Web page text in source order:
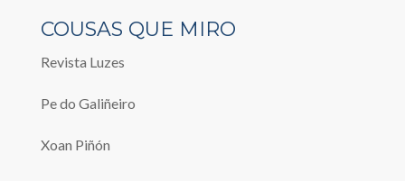
COUSAS QUE MIRO
Revista Luzes
Pe do Galiñeiro
Xoan Piñón